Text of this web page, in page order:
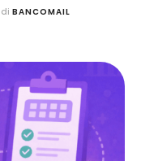
di BANCOMAIL